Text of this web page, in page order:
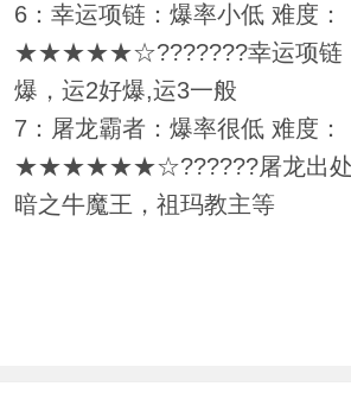
6：幸运项链：爆率小低 难度：
★★★★★☆???????幸运项链
爆，运2好爆,运3一般
7：屠龙霸者：爆率很低 难度：
★★★★★★☆??????屠龙出处
暗之牛魔王，祖玛教主等